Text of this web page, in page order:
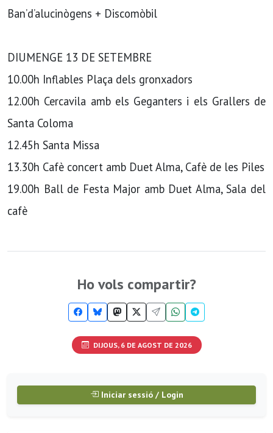
Ban’d’alucinògens + Discomòbil
DIUMENGE 13 DE SETEMBRE
10.00h Inflables Plaça dels gronxadors
12.00h Cercavila amb els Geganters i els Grallers de
Santa Coloma
12.45h Santa Missa
13.30h Cafè concert amb Duet Alma, Cafè de les Piles
19.00h Ball de Festa Major amb Duet Alma, Sala del
cafè
Ho vols compartir?
DIJOUS, 6 DE AGOST DE 2026
Iniciar sessió / Login